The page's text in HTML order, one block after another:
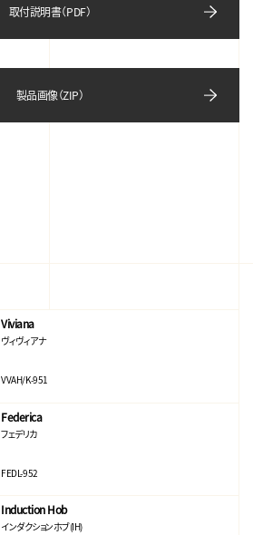
取付説明書（PDF）
製品画像（ZIP）
Viviana
ヴィヴィアナ
VVAH/K-951
Federica
フェデリカ
FEDL-952
Induction Hob
インダクションホブ(IH)